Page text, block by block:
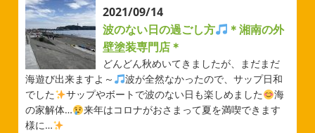
2026/05/31
ベルマーレ
＊横浜・藤沢・寒
川・茅ヶ崎・小田原外壁塗装専門店
＊
みなさんこんにちは(#^.^#)
先日は試合の応援に行ったの
でその時の写真を載せようと思います
今シーズン初の応
援(*^▽^*)弊社の新しい担当のキクチさんにも会えました
今シーズンもよろしくお願いいたします
2021/09/14
波のない日の過ごし方
＊湘南の外
壁塗装専門店＊
どんどん秋めいてきましたが、まだまだ
海遊び出来ますよ～
波が全然なかったので、サップ日和
でした
サップやボートで波のない日も楽しめました
海
の家解体…
来年はコロナがおさまって夏を満喫できます
様に…